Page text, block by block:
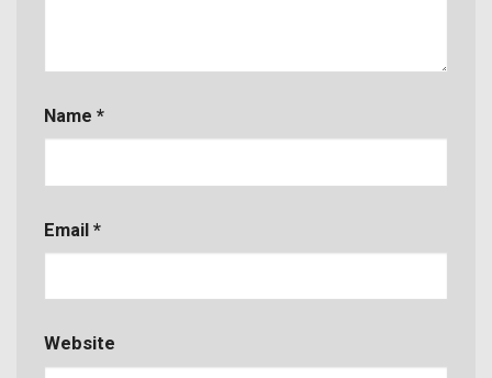
Name *
Email *
Website